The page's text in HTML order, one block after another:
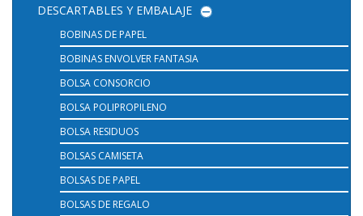
DESCARTABLES Y EMBALAJE
BOBINAS DE PAPEL
BOBINAS ENVOLVER FANTASIA
BOLSA CONSORCIO
BOLSA POLIPROPILENO
BOLSA RESIDUOS
BOLSAS CAMISETA
BOLSAS DE PAPEL
BOLSAS DE REGALO